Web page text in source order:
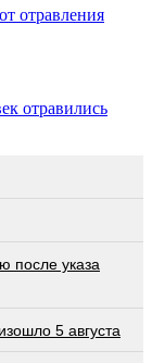
отравления
отравились
после указа
5 августа